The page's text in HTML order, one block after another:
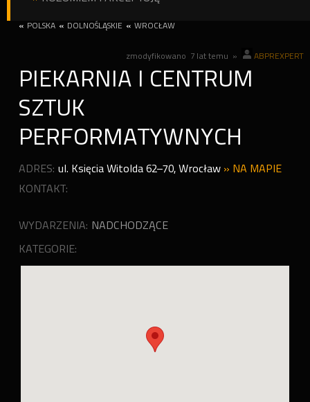
« POLSKA « DOLNOŚLĄSKIE « WROCŁAW
zmodyfikowano 7 lat temu » ABPREXPERT
PIEKARNIA I CENTRUM
SZTUK
PERFORMATYWNYCH
ADRES: ul. Księcia Witolda 62–70,Wrocław » NA MAPIE
KONTAKT:
WYDARZENIA: NADCHODZĄCE
KATEGORIE: